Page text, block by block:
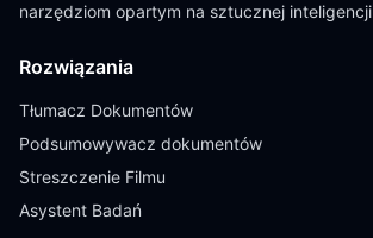
narzędziom opartym na sztucznej inteligencji
Rozwiązania
Tłumacz Dokumentów
Podsumowywacz dokumentów
Streszczenie Filmu
Asystent Badań